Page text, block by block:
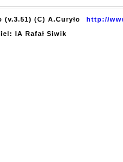
(v.3.51) (C) A.Curyło
http://
IA Rafał Siwik